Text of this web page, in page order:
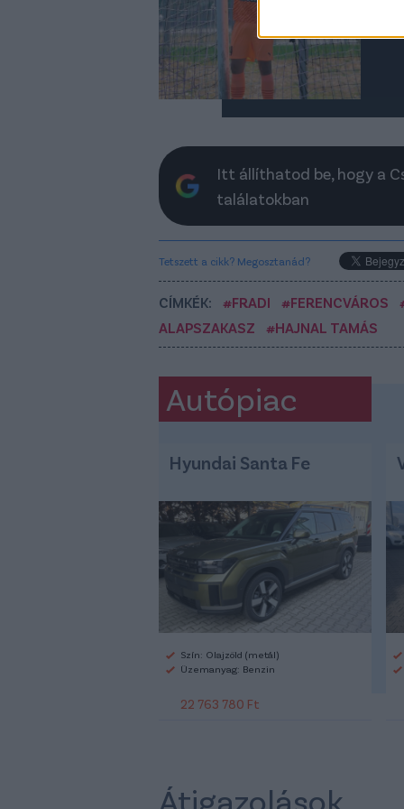
Itt állíthatod be, hogy a
találatokban
Tetszett a cikk? Megosztanád?
CÍMKÉK: #FRADI #FERENCVÁROS
ALAPSZAKASZ
#HAJNAL TAMÁS
Autópiac
Hyundai Santa Fe
Szín: Olajzöld (metál)
Üzemanyag: Benzin
22 763 780 Ft
Átigazolások